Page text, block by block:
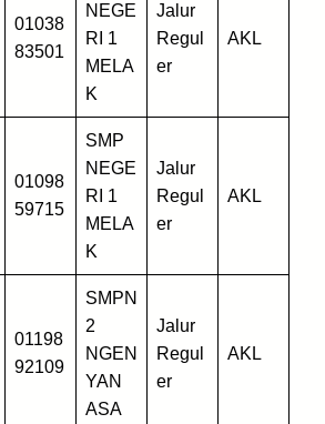
01038
83501
NEGE
RI 1
MELA
K
Jalur
Regul
er
AKL
01098
59715
SMP
NEGE
RI 1
MELA
K
Jalur
Regul
er
AKL
01198
92109
SMPN
2
NGEN
YAN
ASA
Jalur
Regul
er
AKL